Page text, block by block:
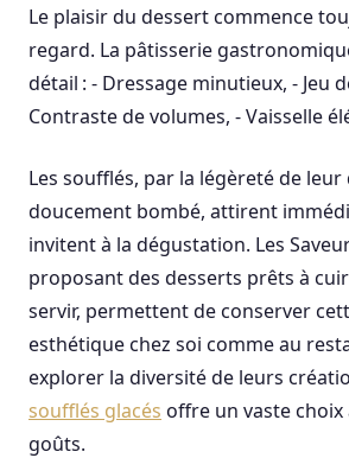
Le plaisir du dessert commence
regard. La pâtisserie
détail : - Dressage minutieux, - Jeu
Contraste de volumes, - Vaisselle
Les soufflés, par la légèreté de leur
doucement bombé, attirent
invitent à la dégustation. Les
proposant des desserts prêts à
servir, permettent de conserver
esthétique chez soi comme au
explorer la diversité de leurs
soufflés glacés offre un vaste choix
goûts.